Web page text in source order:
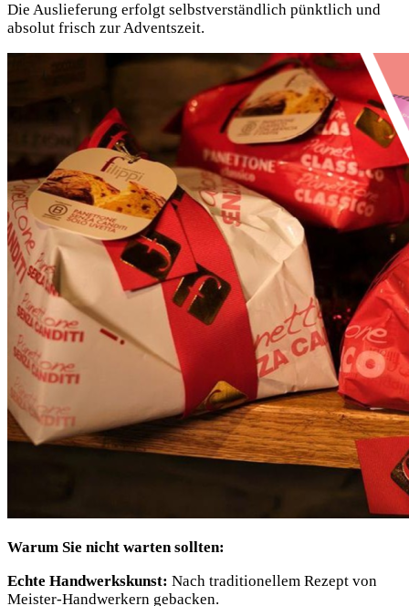
Die Auslieferung erfolgt selbstverständlich pünktlich und
absolut frisch zur Adventszeit.
Warum Sie nicht warten sollten:
Echte Handwerkskunst: Nach traditionellem Rezept von
Meister-Handwerkern gebacken.